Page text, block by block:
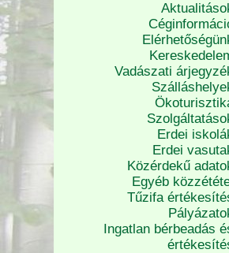
Vadászati
Erdei
Erdei
Közérdekű
Egyéb
Tűzifa
Ingatlan bérbeadás